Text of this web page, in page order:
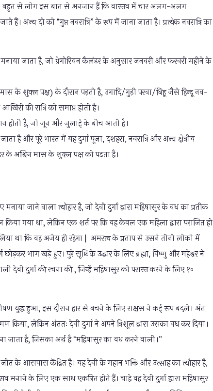
बहुत से लोग इस बात से अनजान हैं कि वास्तव में चार अलग-अलग
अन्य दो को “गुप्त नवरात्रि” के रूप में जाना जाता है। प्रत्येक नवरात्रि का
जाता है, जो ग्रेगोरियन कैलंडर के अनुसार जनवरी और फरवरी महीने के
मास के शुक्ल पक्ष) के दौरान पड़ती है, उगादि/गुड़ी परवा/बिहू जैसे हिन्दू नव-
की रात्रि को समाप्त होती है।
होती है, जो जून और जुलाई के बीच आती है।
है और पूरे भारत में यह दुर्गा पूजा, दशहरा, नवरात्रि और अन्य क्षेत्रीय
के अश्विन मास के शुक्ल पक्ष को पड़ता है।
जाने वाला त्योहार है, जो देवी दुर्गा द्वारा महिषासुर के वध का प्रतीक
किया गया था, लेकिन एक शर्त पर कि वह केवल एक महिला द्वारा पराजित हो
था कि वह अजेय ही रहेगा | अमरत्व के प्रताप से उसने तीनो लोको में
भाग खड़े हुए। पुरे सृष्टि के उद्धार के लिए ब्रह्मा, विष्णु और महेश्वर ने
दुर्गा की रचना की , जिन्हें महिषासुर को परास्त करने के लिए १०
युद्ध हुआ, इस दौरान हार से बचने के लिए राक्षस ने कई रूप बदले। अंत
लेकिन अंततः देवी दुर्गा ने अपने त्रिशूल द्वारा उसका वध कर दिया।
जाता है, जिसका अर्थ है “महिषासुर का वध करने वाली।”
जीत के आसपास केंद्रित है। यह देवी के महान भक्ति और उत्साह का त्यौहार है,
के लिए एक साथ एकत्रित होते हैं। चाहे वह देवी दुर्गा द्वारा महिषासुर